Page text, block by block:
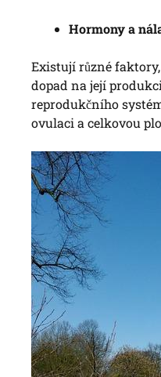
Hormony a
Existují různé
dopad na její
reprodukčního
ovulaci a celkovou